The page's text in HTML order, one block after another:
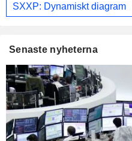
SXXP: Dynamiskt diagram
Senaste nyheterna